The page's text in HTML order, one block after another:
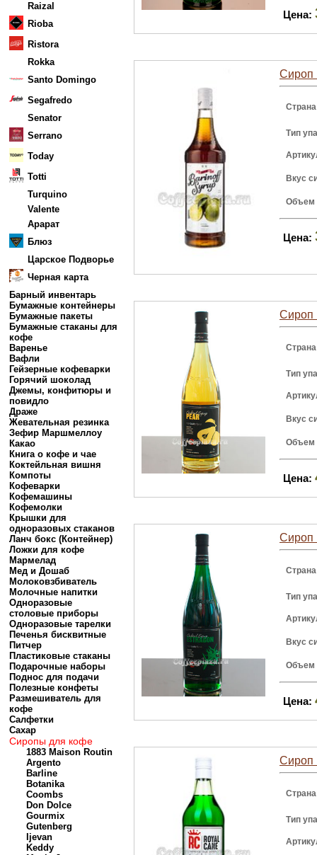
Raizal
Rioba
Ristora
Rokka
Santo Domingo
Segafredo
Senator
Serrano
Today
Totti
Turquino
Valente
Арарат
Блюз
Царское Подворье
Черная карта
Барный инвентарь
Бумажные контейнеры
Бумажные пакеты
Бумажные стаканы для
кофе
Варенье
Вафли
Гейзерные кофеварки
Горячий шоколад
Джемы, конфитюры и
повидло
Драже
Жевательная резинка
Зефир Маршмеллоу
Какао
Книга о кофе и чае
Коктейльная вишня
Компоты
Кофеварки
Кофемашины
Кофемолки
Крышки для
одноразовых стаканов
Ланч бокс (Контейнер)
Ложки для кофе
Мармелад
Мед и Дошаб
Молоковзбиватель
Молочные напитки
Одноразовые
столовые приборы
Одноразовые тарелки
Печенья бисквитные
Питчер
Пластиковые стаканы
Подарочные наборы
Поднос для подачи
Полезные конфеты
Размешиватель для
кофе
Салфетки
Сахар
Сиропы для кофе
1883 Maison Routin
Argento
Barline
Botanika
Coombs
Don Dolce
Gourmix
Gutenberg
Ijevan
Keddy
Цена:
Сироп
Тип
Вкус
Объем
Цена:
Сироп
Тип
Вкус
Объем
Цена:
Сироп
Тип
Вкус
Объем
Цена:
Сироп
Тип